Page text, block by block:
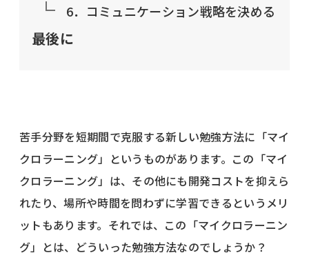
6．コミュニケーション戦略を決める
最後に
苦手分野を短期間で克服する新しい勉強方法に「マイ
クロラーニング」というものがあります。この「マイ
クロラーニング」は、その他にも開発コストを抑えら
れたり、場所や時間を問わずに学習できるというメリ
ットもあります。それでは、この「マイクロラーニン
グ」とは、どういった勉強方法なのでしょうか？